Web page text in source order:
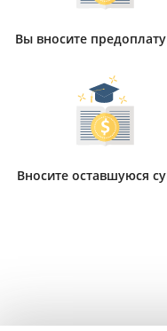
Вы вносите
Вносите оставшуюся